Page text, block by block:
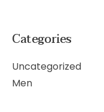
Categories
Uncategorized
Men